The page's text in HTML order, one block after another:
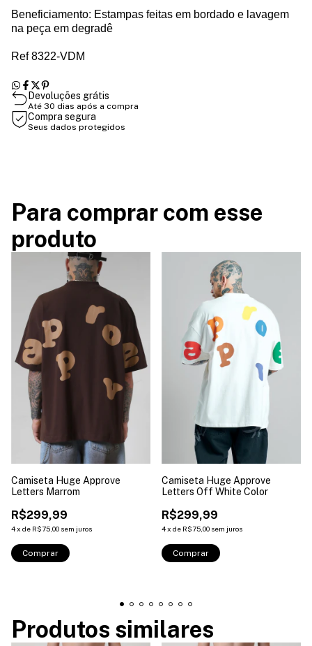
Beneficiamento: Estampas feitas em bordado e lavagem
na peça em degradê
Ref 8322-VDM
Devoluções grátis
Até 30 dias após a compra
Compra segura
Seus dados protegidos
Para comprar com esse
produto
Camiseta Huge Approve
Letters Marrom
R$299,99
4x de R$75,00 sem juros
Comprar
Camiseta Huge Approve
Letters Off White Color
R$299,99
4x de R$75,00 sem juros
Comprar
Produtos similares